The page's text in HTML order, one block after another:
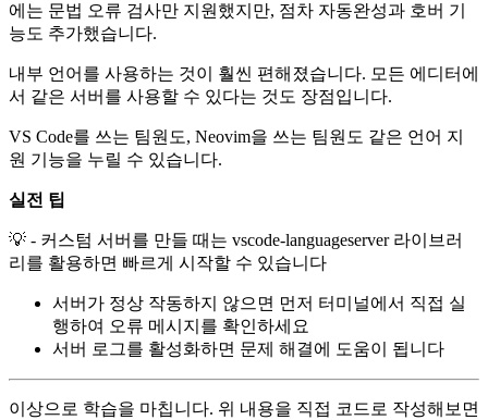
에는 문법 오류 검사만 지원했지만, 점차 자동완성과 호버 기
능도 추가했습니다.
내부 언어를 사용하는 것이 훨씬 편해졌습니다. 모든 에디터에
서 같은 서버를 사용할 수 있다는 것도 장점입니다.
VS Code를 쓰는 팀원도, Neovim을 쓰는 팀원도 같은 언어 지
원 기능을 누릴 수 있습니다.
실전 팁
💡 - 커스텀 서버를 만들 때는 vscode-languageserver 라이브러
리를 활용하면 빠르게 시작할 수 있습니다
서버가 정상 작동하지 않으면 먼저 터미널에서 직접 실
행하여 오류 메시지를 확인하세요
서버 로그를 활성화하면 문제 해결에 도움이 됩니다
이상으로 학습을 마칩니다. 위 내용을 직접 코드로 작성해보면